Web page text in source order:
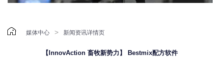
 媒体中心 > 新闻资讯详情页
【InnovAction 畜牧新势力】 Bestmix配方软件